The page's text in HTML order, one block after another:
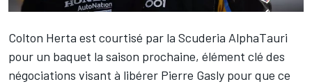
Colton Herta est courtisé par la Scuderia AlphaTauri
pour un baquet la saison prochaine, élément clé des
négociations visant à libérer Pierre Gasly pour que ce